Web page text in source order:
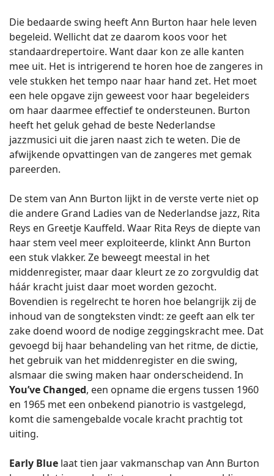
Die bedaarde swing heeft Ann Burton haar hele leven
begeleid. Wellicht dat ze daarom koos voor het
standaardrepertoire. Want daar kon ze alle kanten
mee uit. Het is intrigerend te horen hoe de zangeres in
vele stukken het tempo naar haar hand zet. Het moet
een hele opgave zijn geweest voor haar begeleiders
om haar daarmee effectief te ondersteunen. Burton
heeft het geluk gehad de beste Nederlandse
jazzmusici uit die jaren naast zich te weten. Die de
afwijkende opvattingen van de zangeres met gemak
pareerden.
De stem van Ann Burton lijkt in de verste verte niet op
die andere Grand Ladies van de Nederlandse jazz, Rita
Reys en Greetje Kauffeld. Waar Rita Reys de diepte van
haar stem veel meer exploiteerde, klinkt Ann Burton
een stuk vlakker. Ze beweegt meestal in het
middenregister, maar daar kleurt ze zo zorgvuldig dat
háár kracht juist daar moet worden gezocht.
Bovendien is regelrecht te horen hoe belangrijk zij de
inhoud van de songteksten vindt: ze geeft aan elk ter
zake doend woord de nodige zeggingskracht mee. Dat
gevoegd bij haar behandeling van het ritme, de dictie,
het gebruik van het middenregister en die swing,
alsmaar die swing maken haar onderscheidend. In
You’ve Changed, een opname die ergens tussen 1960
en 1965 met een onbekend pianotrio is vastgelegd,
komt die samengebalde vocale kracht prachtig tot
uiting.
Early Blue laat tien jaar vakmanschap van Ann Burton